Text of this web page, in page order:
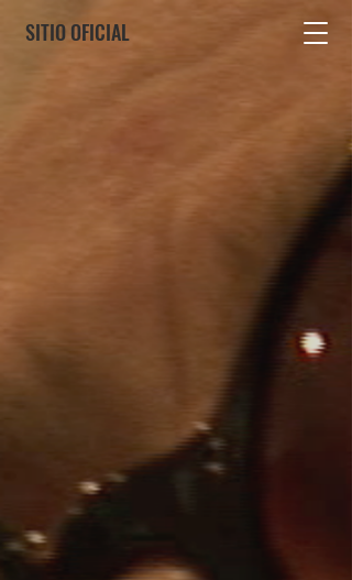
SITIO OFICIAL
CAMINO
LIBERTAD
Basada en la vida de Facundo Cabral
que vino a recordarle
a sus hermanos
que la vida vale la pena".
Quiero Suscribirme